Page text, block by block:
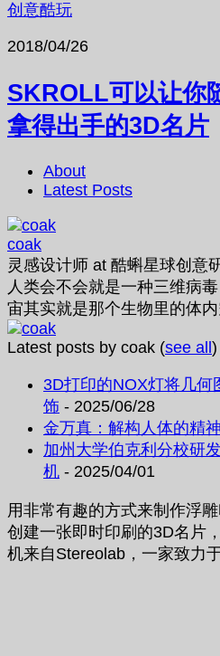
创意酷玩
2018/04/26
SKROLL可以让你
拿得出手的3D名片
About
Latest Posts
coak
灵感设计师 at 酷蝌星球创意
人类会不会就是一种三维病
宙其实就是那个生物里的体内
Latest posts by coak (see all )
3D打印的NOX灯将几何
饰 - 2025/06/28
金万真：解构人体的精
加州大学伯克利分校研
机 - 2025/04/01
用非常有趣的方式来制作浮
创建一张即时印刷的3D名片
机来自Stereolab，一家致力